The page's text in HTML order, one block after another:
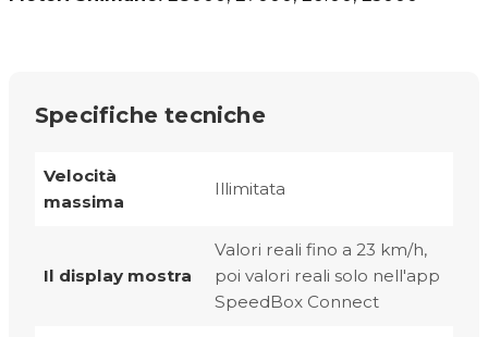
Specifiche tecniche
Velocità
massima
Illimitata
Il display mostra
Valori reali fino a 23 km/h,
poi valori reali solo nell'app
SpeedBox Connect